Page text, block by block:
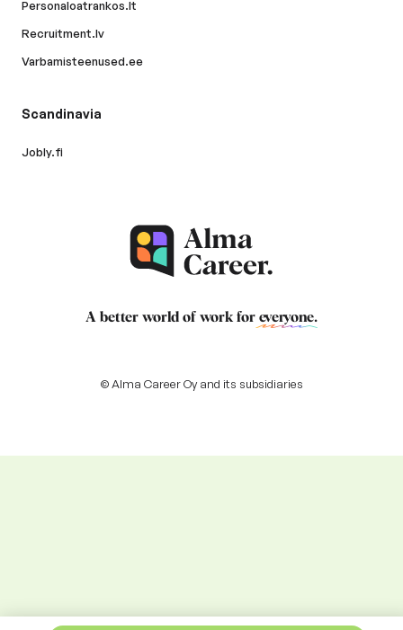
Personaloatrankos.lt
Recruitment.lv
Varbamisteenused.ee
Scandinavia
Jobly.fi
A better world of work for everyone.
© Alma Career Oy and its subsidiaries